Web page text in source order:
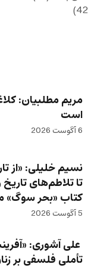
مریم مطلبیان:
است
6 آگوست 2026
نسیم خلیلی: «از
تا تلاطم‌های
کتاب «بحر سوگ»
5 آگوست 2026
علی آشوری:
تأملی فلسفی بر